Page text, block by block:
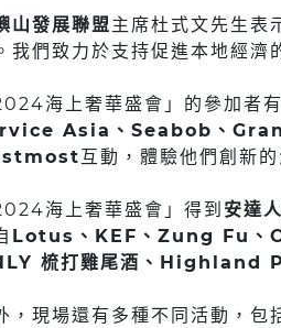
山發展聯盟主席杜式文先生表
我們致力於支持促進本地經濟
海上奢華盛會」的參加者
Asia、Seabob、
互動，體驗他們創新
海上奢華盛會」得到 安達
Lotus、KEF、Zung Fu、
梳打雞尾酒、Highland
，現場還有多種不同活動，包